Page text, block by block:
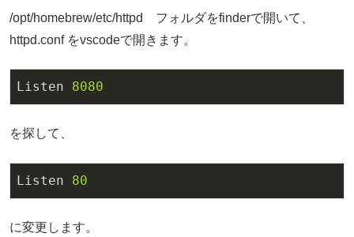
/opt/homebrew/etc/httpd フォルダをfinderで開いて、
httpd.conf をvscodeで開きます。
Listen 8080
を探して、
Listen 80
に変更します。